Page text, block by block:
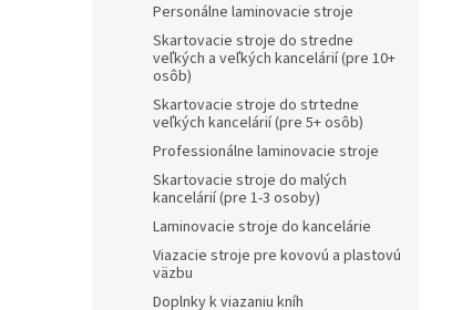
Personálne laminovacie stroje
Skartovacie stroje do stredne
veľkých a veľkých kancelárií (pre 10+
osôb)
Skartovacie stroje do strtedne
veľkých kancelárií (pre 5+ osôb)
Professionálne laminovacie stroje
Skartovacie stroje do malých
kancelárií (pre 1-3 osoby)
Laminovacie stroje do kancelárie
Viazacie stroje pre kovovú a plastovú
väzbu
Doplnky k viazaniu kníh